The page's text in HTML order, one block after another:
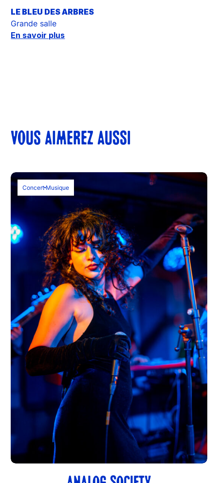
LE BLEU DES ARBRES
Grande salle
En savoir plus
VOUS AIMEREZ AUSSI
Concert Musique